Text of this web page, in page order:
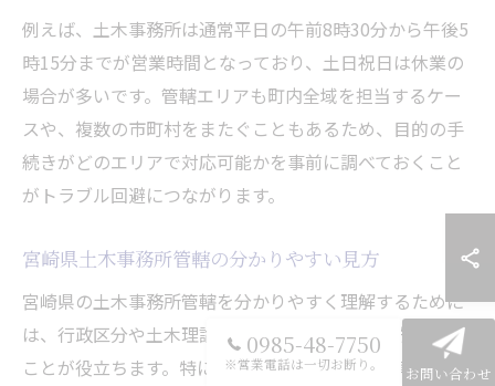
例えば、土木事務所は通常平日の午前8時30分から午後5
時15分までが営業時間となっており、土日祝日は休業の
場合が多いです。管轄エリアも町内全域を担当するケー
スや、複数の市町村をまたぐこともあるため、目的の手
続きがどのエリアで対応可能かを事前に調べておくこと
がトラブル回避につながります。
宮崎県土木事務所管轄の分かりやすい見方
宮崎県の土木事務所管轄を分かりやすく理解するために
は、行政区分や土木理論による施設配置の考え方を知る
ことが役立ちます。特に「宮崎県 土木事務所管轄」や
0985-48-7750
※営業電話は一切お断り。 お問い合わせ